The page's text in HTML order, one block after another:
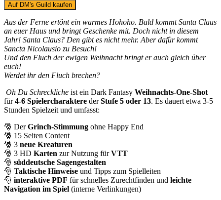
Auf DM's Guild kaufen
Aus der Ferne ertönt ein warmes Hohoho. Bald kommt Santa Claus
an euer Haus und bringt Geschenke mit. Doch nicht in diesem
Jahr! Santa Claus? Den gibt es nicht mehr. Aber dafür kommt
Sancta Nicolausio zu Besuch!
Und den Fluch der ewigen Weihnacht bringt er auch gleich über
euch!
Werdet ihr den Fluch brechen?
Oh Du Schreckliche ist ein Dark Fantasy Weihnachts-One-Shot
für4-6 Spielercharaktere derStufe 5 oder 13. Es dauert etwa 3-5
Stunden Spielzeit und umfasst:
🎅 DerGrinch-Stimmung ohne Happy End
🎅 15 Seiten Content
🎅 3 neue Kreaturen
🎅 3 HD Karten zur Nutzung fürVTT
🎅 süddeutsche Sagengestalten
🎅 Taktische Hinweise und Tipps zum Spielleiten
🎅 interaktive PDF für schnelles Zurechtfinden und leichte
Navigation im Spiel (interne Verlinkungen)